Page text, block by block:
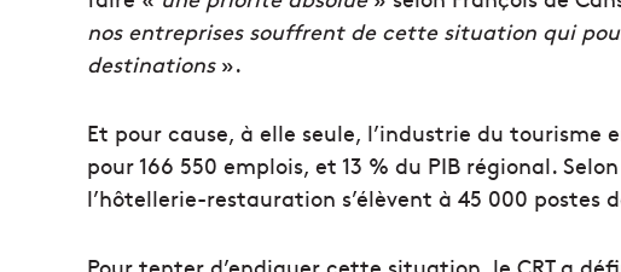
nos entreprises souffrent de cette situation qui
destinations».
Et pour cause, à elle seule, l’industrie du tourisme
pour 166 550 emplois, et 13 % du PIB régional.
l’hôtellerie-restauration s’élèvent à 45 000 postes